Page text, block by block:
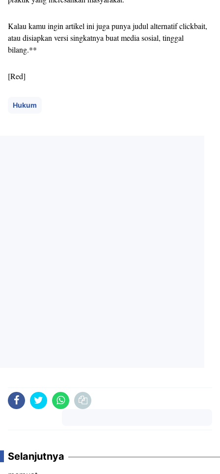
Kalau kamu ingin artikel ini juga punya judul alternatif clickbait,
atau disiapkan versi singkatnya buat media sosial, tinggal
bilang.**
[Red]
Hukum
Selanjutnya